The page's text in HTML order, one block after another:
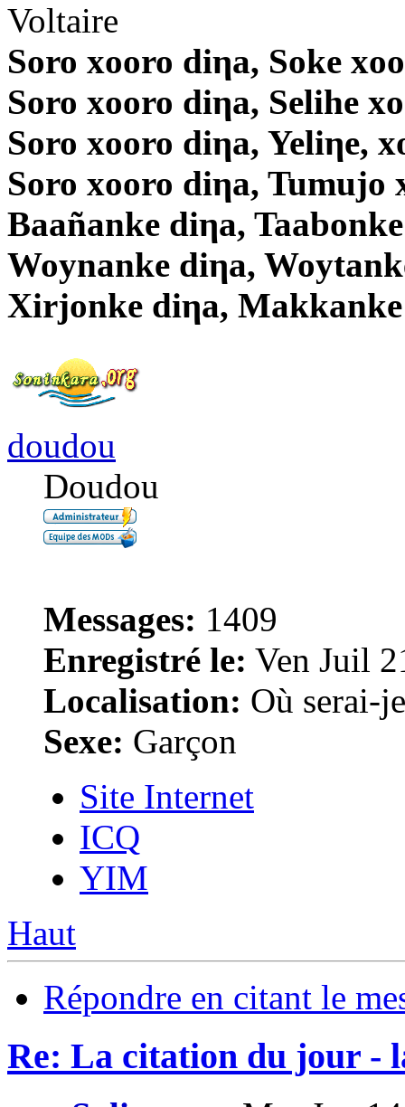
Voltaire
Soro xooro diηa, Soke
Soro xooro diηa, Selihe
Soro xooro diηa, Yeliηe,
Soro xooro diηa, Tumujo
Baañanke diηa,
Woynanke diηa,
Xirjonke diηa,
doudou
Doudou
Messages: 1409
Enregistré le: Ven Juil
Localisation: Où serai-
Sexe: Garçon
Site Internet
ICQ
YIM
Haut
Répondre en citant le
Re: La citation du jour -